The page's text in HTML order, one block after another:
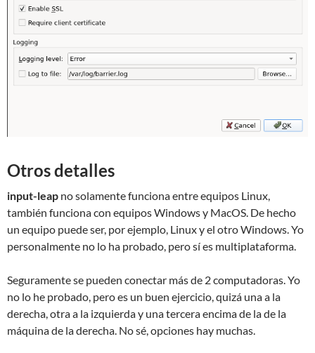
Otros detalles
input-leap no solamente funciona entre equipos Linux,
también funciona con equipos Windows y MacOS. De hecho
un equipo puede ser, por ejemplo, Linux y el otro Windows. Yo
personalmente no lo ha probado, pero sí es multiplataforma.
Seguramente se pueden conectar más de 2 computadoras. Yo
no lo he probado, pero es un buen ejercicio, quizá una a la
derecha, otra a la izquierda y una tercera encima de la de la
máquina de la derecha. No sé, opciones hay muchas.